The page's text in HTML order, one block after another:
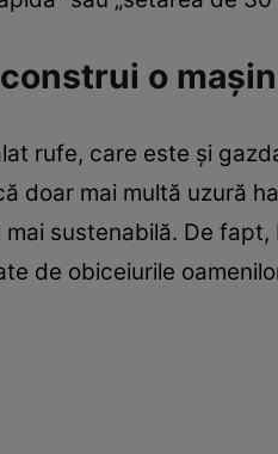
o
rufe, care este și
doar mai multă uzură
mai sustenabilă. De
de obiceiurile